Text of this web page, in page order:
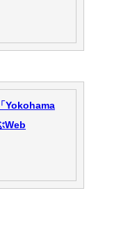
Yokohama
Web